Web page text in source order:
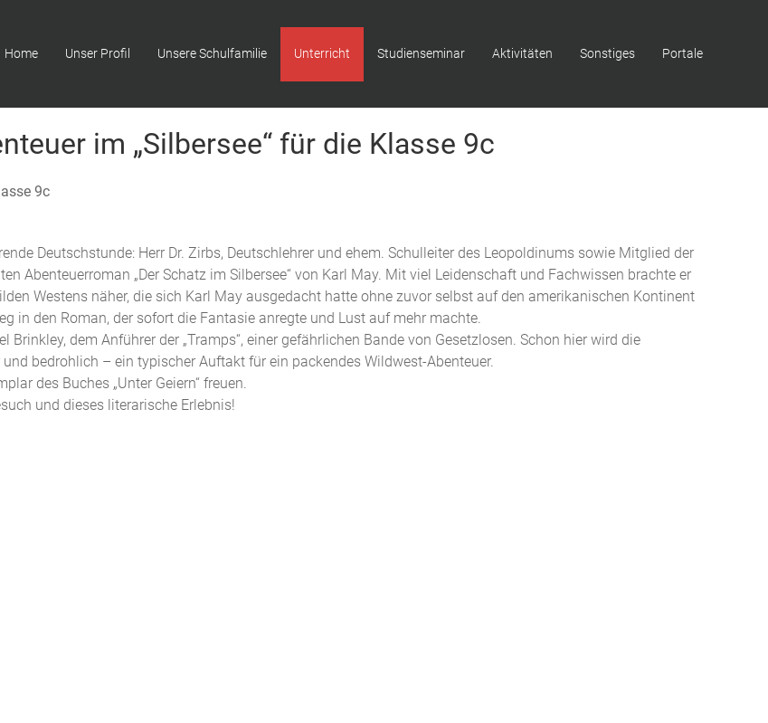
Home Unser Profil Unsere Schulfamilie Unterricht Studienseminar Aktivitäten Sonstiges Portale
im „Silbersee“ für die Klasse 9c
9c
Deutschstunde: Herr Dr. Zirbs, Deutschlehrer und ehem. Schulleiter des Leopoldinums sowie Mitglied der
Abenteuerroman „Der Schatz im Silbersee“ von Karl May. Mit viel Leidenschaft und Fachwissen brachte er
Westens näher, die sich Karl May ausgedacht hatte ohne zuvor selbst auf den amerikanischen Kontinent
in den Roman, der sofort die Fantasie anregte und Lust auf mehr machte.
dem Anführer der „Tramps“, einer gefährlichen Bande von Gesetzlosen. Schon hier wird die
bedrohlich – ein typischer Auftakt für ein packendes Wildwest-Abenteuer.
des Buches „Unter Geiern“ freuen.
und dieses literarische Erlebnis!